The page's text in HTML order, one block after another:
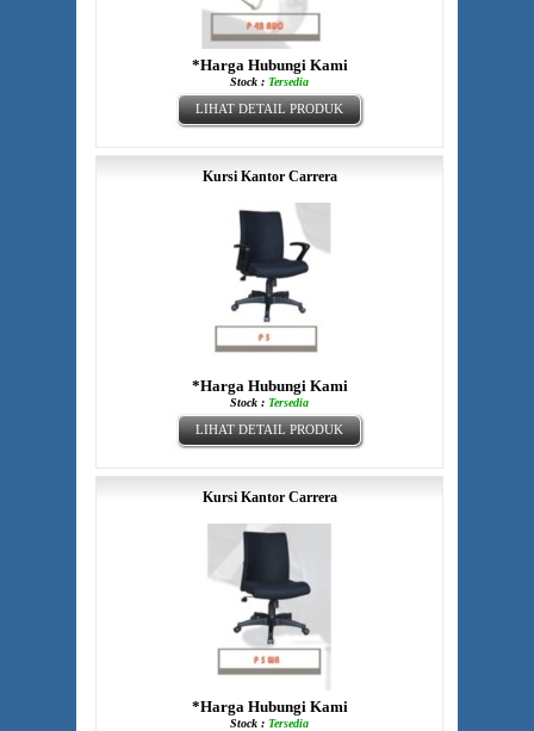
*Harga Hubungi Kami
Stock : Tersedia
LIHAT DETAIL PRODUK
Kursi Kantor Carrera
*Harga Hubungi Kami
Stock : Tersedia
LIHAT DETAIL PRODUK
Kursi Kantor Carrera
*Harga Hubungi Kami
Stock : Tersedia